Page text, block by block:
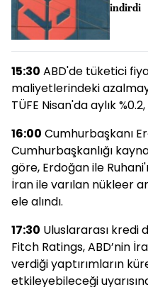
indirdi
15:30 ABD'de tüketici
maliyetlerindeki
TÜFE Nisan'da aylık
16:00 Cumhurbaşkanı
Cumhurbaşkanlığı
göre, Erdoğan ile
İran ile varılan nükleer
ele alındı.
17:30 Uluslararası kredi
Fitch Ratings, ABD’nin
verdiği yaptırımların
etkileyebileceği